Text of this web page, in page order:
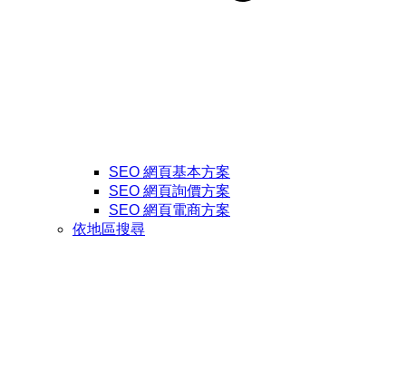
SEO 網頁基本方案
SEO 網頁詢價方案
SEO 網頁電商方案
依地區搜尋